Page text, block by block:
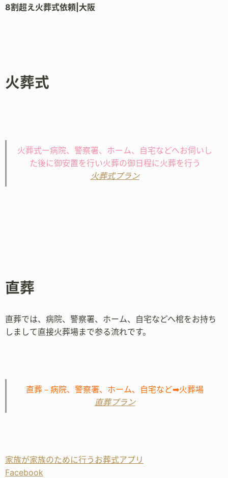
8割超え火葬式依頼|大阪
火葬式
火葬式ー病院、警察署、ホーム、自宅などへお伺いし
た後に御安置を行い火葬の御日程に火葬を行う
火葬式プラン
直葬
直葬では、病院、警察署、ホーム、自宅などへ棺をお持ち
しまして直接火葬場まで参る流れです。
直葬－病院、警察署、ホーム、自宅など➡火葬場
直葬プラン
家族が家族のために行うお葬式アプリ
Facebook